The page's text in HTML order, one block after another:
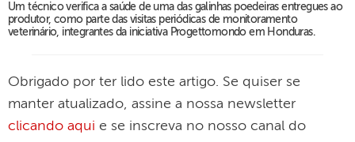
Um técnico verifica a saúde de uma das galinhas poedeiras entregues ao
produtor, como parte das visitas periódicas de monitoramento
veterinário, integrantes da iniciativa Progettomondo em Honduras.
Obrigado por ter lido este artigo. Se quiser se
manter atualizado, assine a nossa newsletter
clicando aqui e se inscreva no nosso canal do